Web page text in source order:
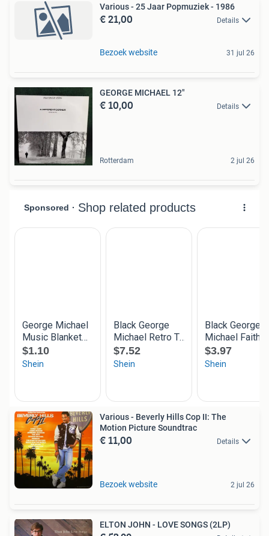
Various - 25 Jaar Popmuziek - 1986
€ 21,00 Details
Bezoek website 31 jul 26
GEORGE MICHAEL 12"
€ 10,00 Details
Rotterdam 2 jul 26
Various - Beverly Hills Cop II: The
Motion Picture Soundtrac
€ 11,00 Details
Bezoek website 2 jul 26
ELTON JOHN - LOVE SONGS (2LP)